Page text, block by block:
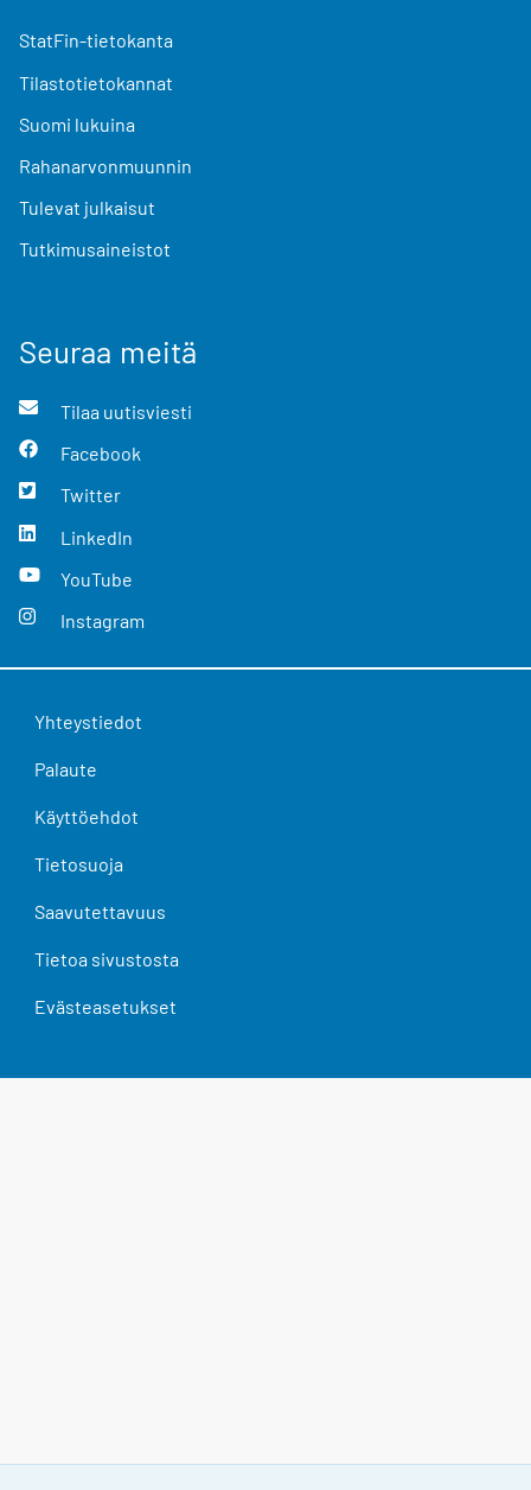
StatFin-tietokanta
Tilastotietokannat
Suomi lukuina
Rahanarvonmuunnin
Tulevat julkaisut
Tutkimusaineistot
Seuraa meitä
Tilaa uutisviesti
Facebook
Twitter
LinkedIn
YouTube
Instagram
Yhteystiedot
Palaute
Käyttöehdot
Tietosuoja
Saavutettavuus
Tietoa sivustosta
Evästeasetukset